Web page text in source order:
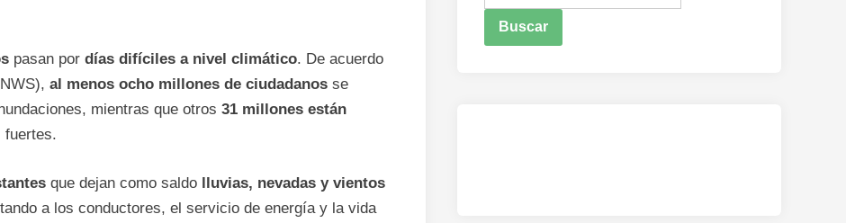
pasan por días difíciles a nivel climático. De acuerdo
al menos ocho millones de ciudadanos se
mientras que otros 31 millones están
fuertes.
que dejan como saldo lluvias, nevadas y vientos
a los conductores, el servicio de energía y la vida